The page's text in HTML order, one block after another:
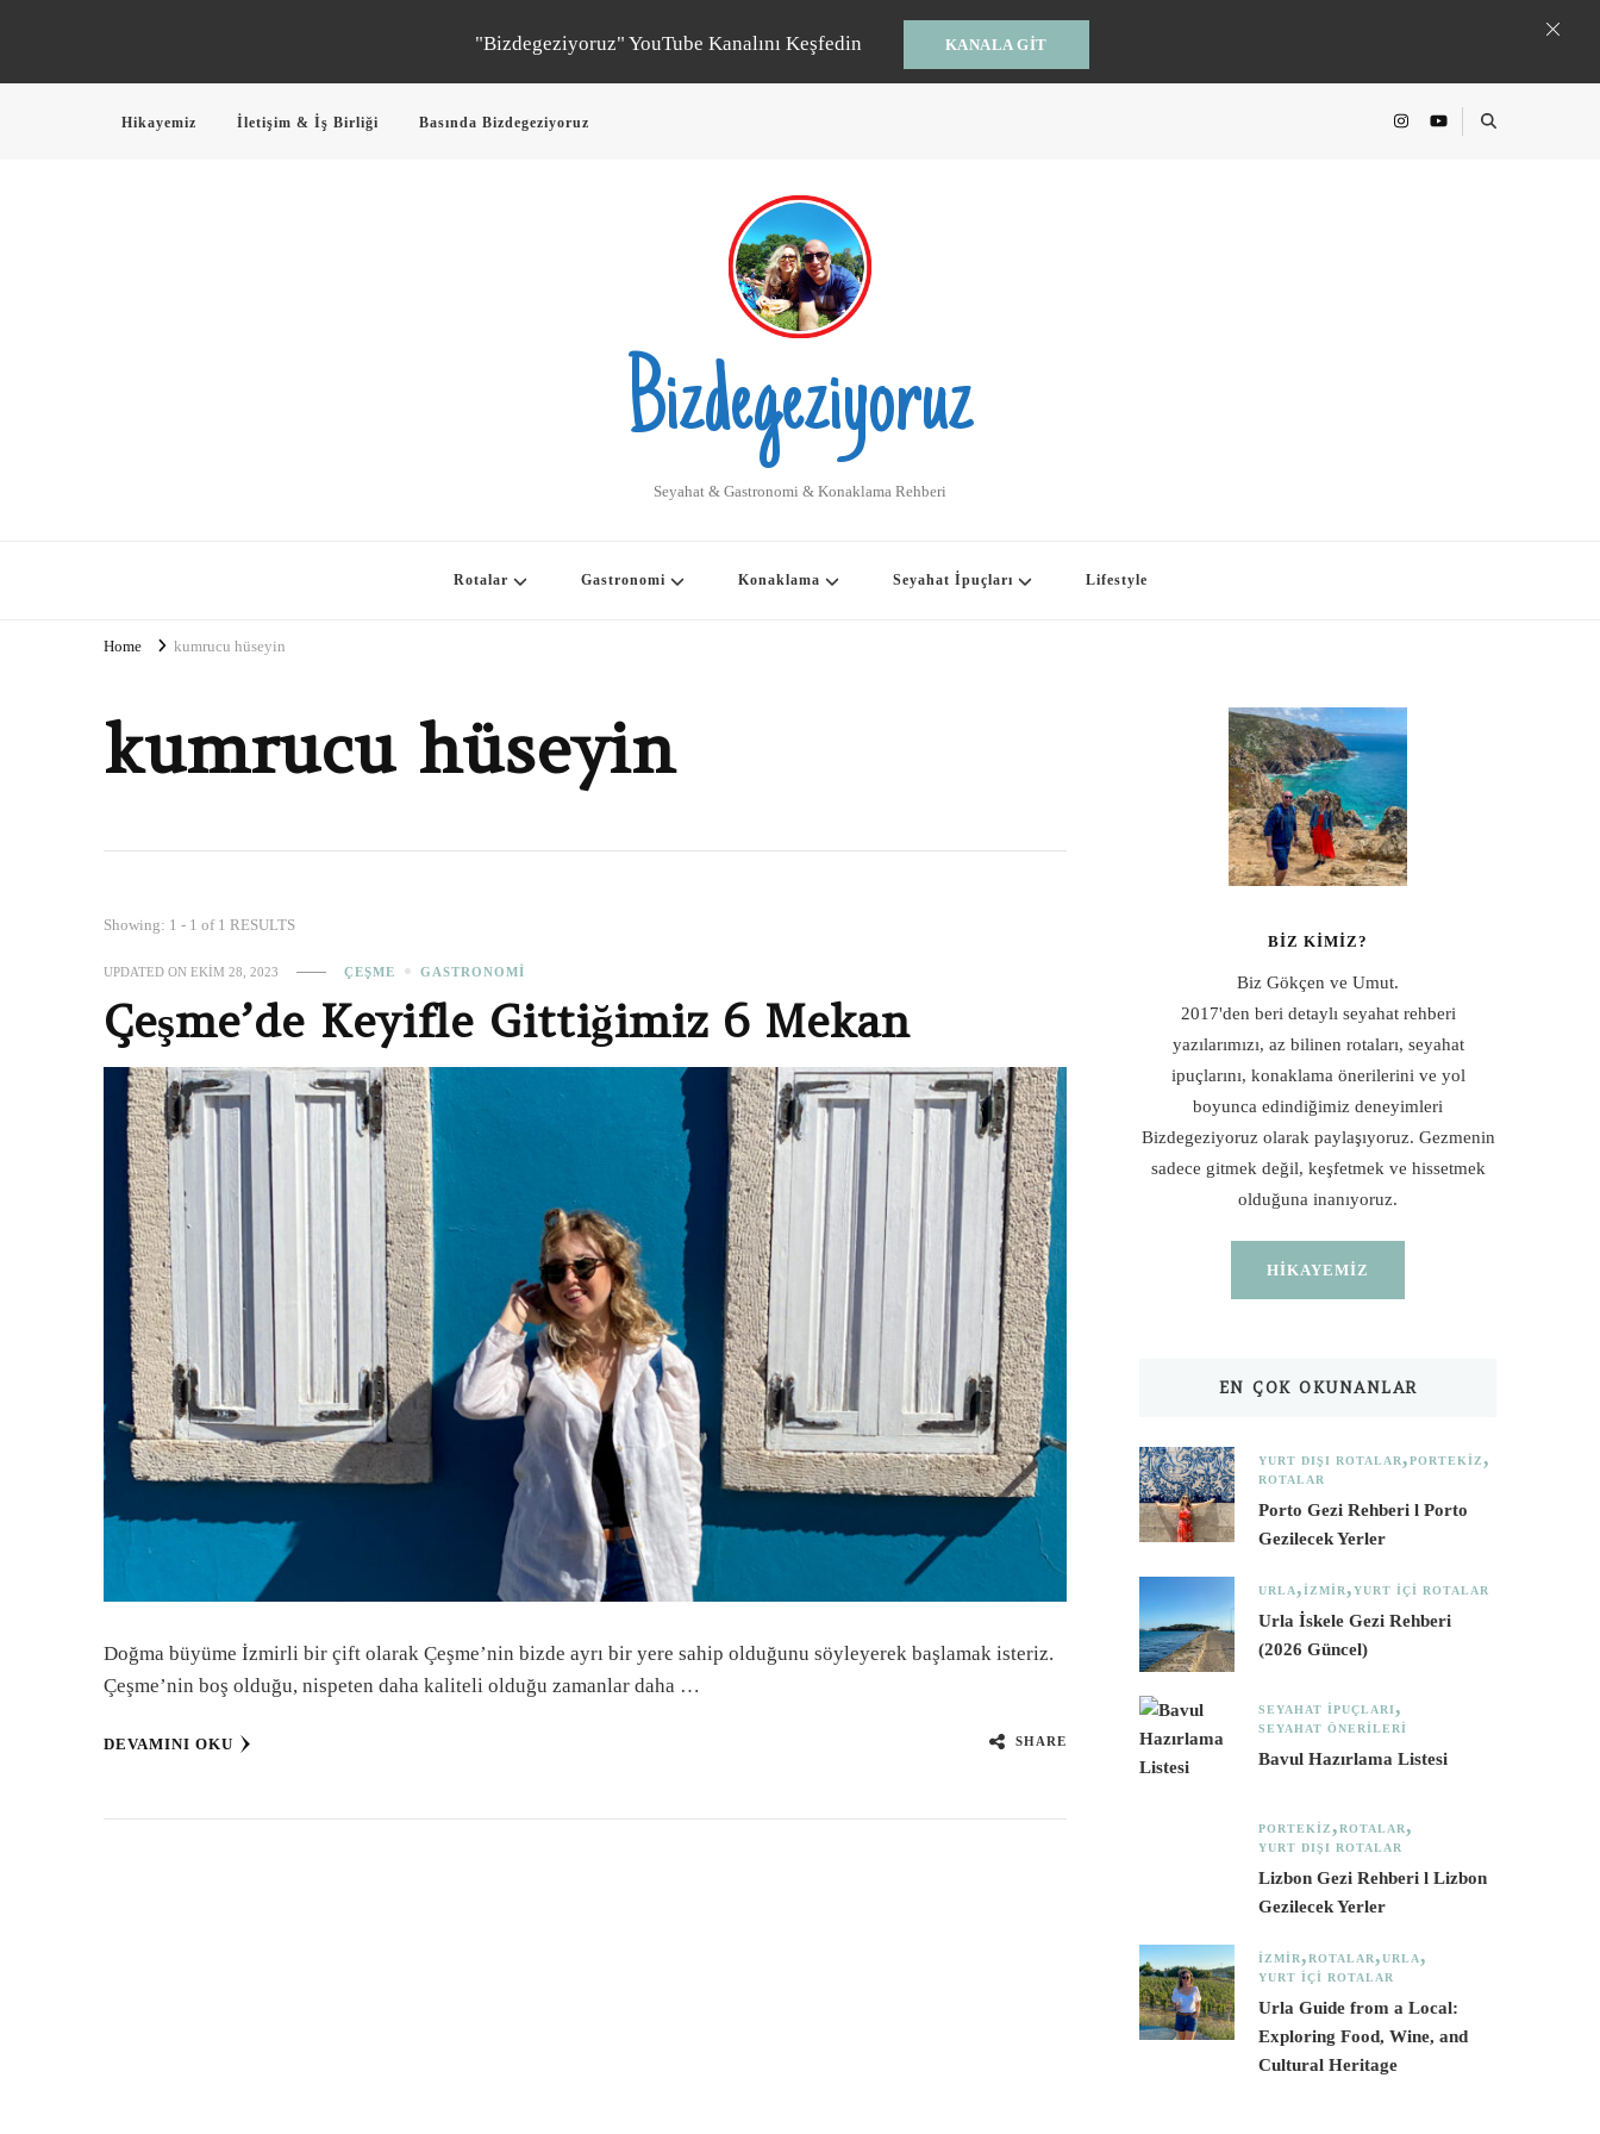
"Bizdegeziyoruz" YouTube Kanalını Keşfedin KANALA GIT
Hikayemiz İletişim & İş Birliği Basında Bizdegeziyoruz
Bizdegeziyoruz
Seyahat & Gastronomi & Konaklama Rehberi
Rotalar Gastronomi Konaklama Seyahat İpuçları Lifestyle
Home kumrucu hüseyin
kumrucu hüseyin
Showing: 1 - 1 of 1 RESULTS
UPDATED ONEKIM 28, 2023 ÇEŞME GASTRONOMI
Çeşme’de Keyifle Gittiğimiz 6 Mekan
Doğma büyüme İzmirli bir çift olarak Çeşme’nin bizde ayrı bir yere sahip olduğunu söyleyerek başlamak isteriz.
Çeşme’nin boş olduğu, nispeten daha kaliteli olduğu zamanlar daha …
DEVAMINI OKU SHARE
BIZ KIMIZ?
Biz Gökçen ve Umut.
2017'den beri detaylı seyahat rehberi
yazılarımızı, az bilinen rotaları, seyahat
ipuçlarını, konaklama önerilerini ve yol
boyunca edindiğimiz deneyimleri
Bizdegeziyoruz olarak paylaşıyoruz. Gezmenin
sadece gitmek değil, keşfetmek ve hissetmek
olduğuna inanıyoruz.
HIKAYEMIZ
EN ÇOK OKUNANLAR
YURT DIŞI ROTALAR
PORTEKIZ
ROTALAR
Porto Gezi Rehberi l Porto
Gezilecek Yerler
URLA İZMIR YURT İÇI ROTALAR
Urla İskele Gezi Rehberi
(2026 Güncel)
SEYAHAT İPUÇLARI
SEYAHAT ÖNERILERI
Bavul Hazırlama Listesi
PORTEKIZ
ROTALAR
YURT DIŞI ROTALAR
Lizbon Gezi Rehberi l Lizbon
Gezilecek Yerler
İZMIR ROTALAR
URLA
YURT İÇI ROTALAR
Urla Guide from a Local:
Exploring Food, Wine, and
Cultural Heritage